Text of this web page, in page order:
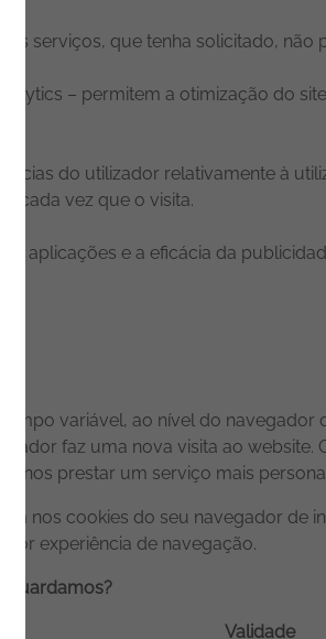
os serviços, que tenha solicitado, não
– permitem a otimização do
do utilizador relativamente à
cada vez que o visita.
de aplicações e a eficácia da
variável, ao nível do
faz uma nova visita ao
nos prestar um serviço mais
nos cookies do seu navegador de
experiência de navegação.
guardamos?
Validade